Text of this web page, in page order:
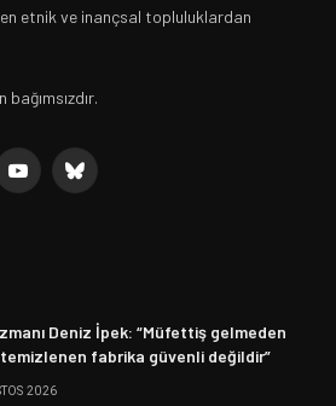
etnik ve inançsal topluluklardan
YouTubeBluesky
Deniz İpek: “Müfettiş gelmeden
fabrika güvenli değildir”
2026